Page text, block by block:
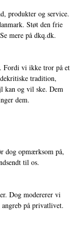
produkter og service.
Støt den frie
mere på dkq.dk.
Fordi vi ikke tror på et
tradition,
kan og vil ske. Dem
dem.
dog opmærksom på,
til os.
Dog modererer vi
angreb på privatlivet.